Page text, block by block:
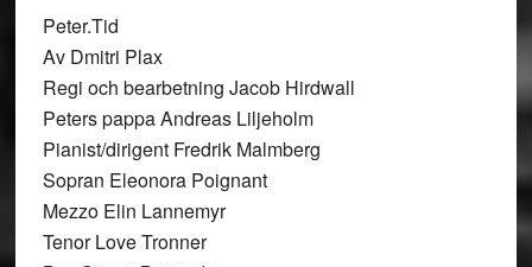
Peter.Tid
Av Dmitri Plax
Regi och bearbetning Jacob Hirdwall
Peters pappa Andreas Liljeholm
Pianist/dirigent Fredrik Malmberg
Sopran Eleonora Poignant
Mezzo Elin Lannemyr
Tenor Love Tronner